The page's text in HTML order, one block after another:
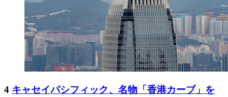
4 キャセイパシフィック、名物「香港カーブ」を